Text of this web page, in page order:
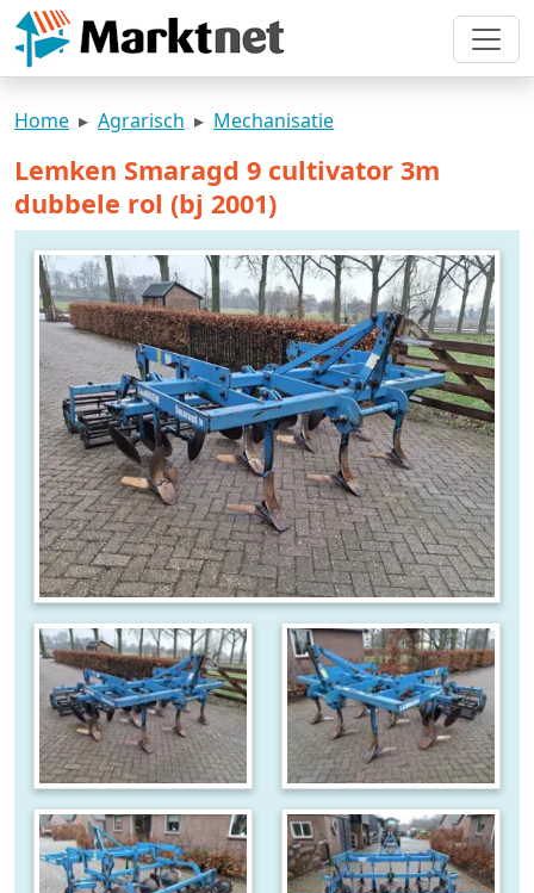
Home Agrarisch Mechanisatie
Lemken Smaragd 9 cultivator 3m
dubbele rol (bj 2001)